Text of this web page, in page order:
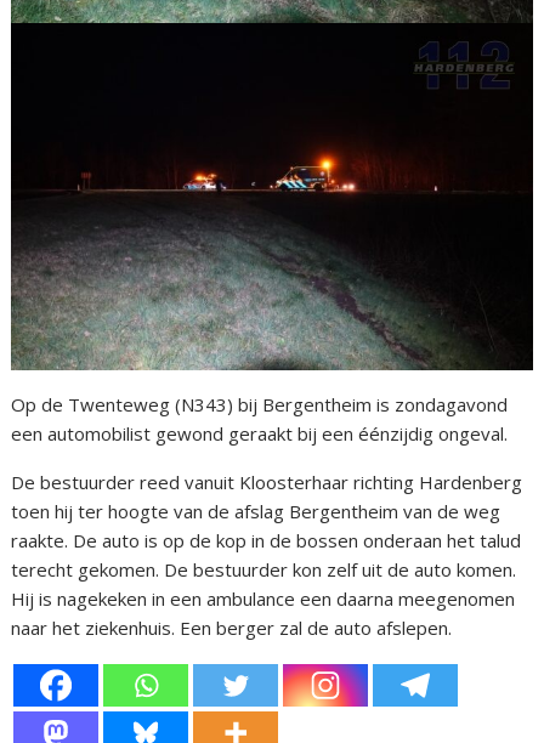
Op de Twenteweg (N343) bij Bergentheim is zondagavond
een automobilist gewond geraakt bij een éénzijdig ongeval.
De bestuurder reed vanuit Kloosterhaar richting Hardenberg
toen hij ter hoogte van de afslag Bergentheim van de weg
raakte. De auto is op de kop in de bossen onderaan het talud
terecht gekomen. De bestuurder kon zelf uit de auto komen.
Hij is nagekeken in een ambulance een daarna meegenomen
naar het ziekenhuis. Een berger zal de auto afslepen.